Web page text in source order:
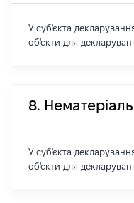
У суб'єкта
об'єкти для
8.
У суб'єкта
об'єкти для